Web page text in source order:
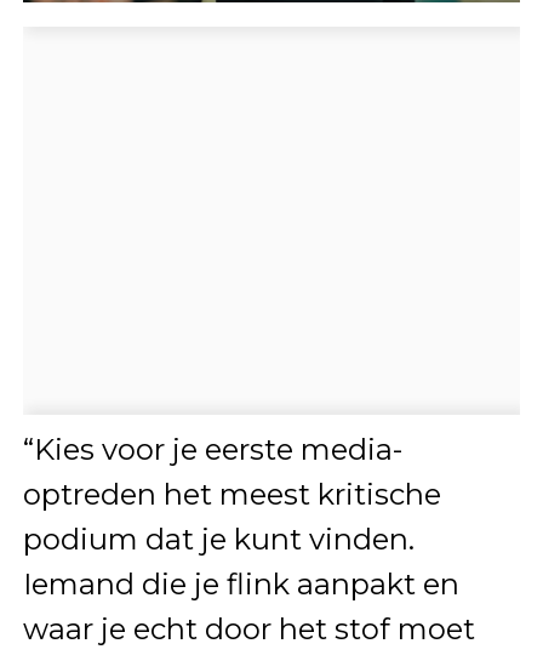
“Kies voor je eerste media-
optreden het meest kritische
podium dat je kunt vinden.
Iemand die je flink aanpakt en
waar je echt door het stof moet